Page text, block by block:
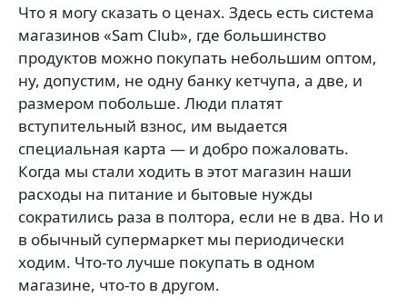
Что я могу сказать о ценах. Здесь есть система
магазинов «Sam Club», где большинство
продуктов можно покупать небольшим оптом,
ну, допустим, не одну банку кетчупа, а две, и
размером побольше. Люди платят
вступительный взнос, им выдается
специальная карта — и добро пожаловать.
Когда мы стали ходить в этот магазин наши
расходы на питание и бытовые нужды
сократились раза в полтора, если не в два. Но и
в обычный супермаркет мы периодически
ходим. Что-то лучше покупать в одном
магазине, что-то в другом.